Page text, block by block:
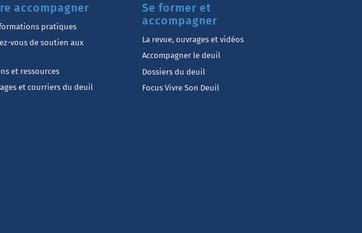
accompagner
pratiques
vous de soutien aux
et ressources
et courriers du deuil
Se former et
accompagner
La revue, ouvrages et vidéos
Accompagner le deuil
Dossiers du deuil
Focus Vivre Son Deuil